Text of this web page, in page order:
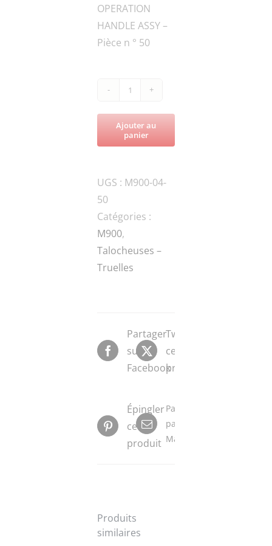
OPERATION
HANDLE ASSY –
Pièce n ° 50
quantité
de
M900-
FN.N-
DIN-
Ajouter au
panier
UGS : M900-04-
50
Catégories :
M900,
Talocheuses –
Truelles
Partager
sur
Facebook
Tweeter
ce
produit
Épingler
ce
produit
Partager
par
Mail
Produits
similaires